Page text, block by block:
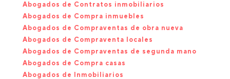
Abogados de Contratos inmobiliarios
Abogados de Compra inmuebles
Abogados de Compraventas de obra nueva
Abogados de Compraventa locales
Abogados de Compraventas de segunda mano
Abogados de Compra casas
Abogados de Inmobiliarios